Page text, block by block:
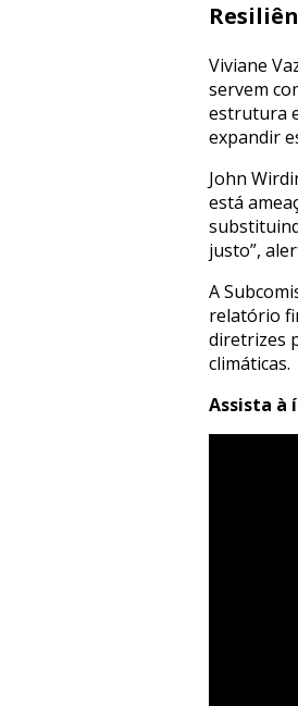
Viviane
servem
estrutura
expandir
John
está
justo”,
A
relatório
diretrizes
climáticas.
Assista à